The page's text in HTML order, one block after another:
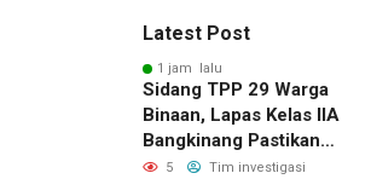
Latest Post
1 jam lalu
Sidang TPP 29 Warga
Binaan, Lapas Kelas IIA
Bangkinang Pastikan
Layanan Integrasi Gratis
5
Tim investigasi